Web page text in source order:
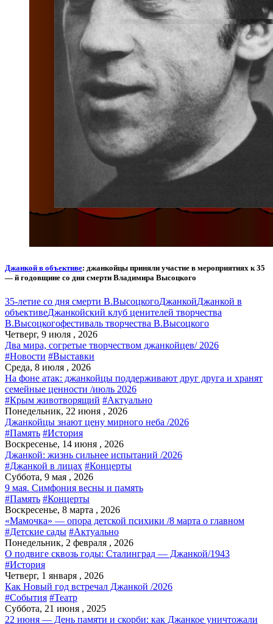
Джанкой в объективе: джанкойцы приняли участие в мероприятиях к 35
— й годовщине со дня смерти Владимира Высоцкого
35-летие со дня смерти В.ВысоцкогоДжанкойДжанкой в
объективеДжанкойский клуб ценителей творчества
В.Высоцкогофестиваль творчества В.Высоцкого
Четверг, 9 июля , 2026
Два мира, согретые творчеством джанкойцев/ 2026
#Новости #Выставки
Среда, 8 июля , 2026
На фоне атак: джанкойцы поддерживают друг друга и хранят
семейные ценности /июль 2026
#Крым животворящий #Актуально
Понедельник, 22 июня , 2026
Джанкойцы знают цену мирного неба /2026
#Память #История
Воскресенье, 14 июня , 2026
Джанкой: жизнь сильнее испытаний /2026
#Джанкой в лицах #Концерты
Суббота, 9 мая , 2026
9 мая. Симфония весны и память
#Память #Концерты
Воскресенье, 8 марта , 2026
«Мамочка» — опора детской психики /8 марта о главном
#Детские сады #Актуально
Понедельник, 2 февраля , 2026
О подвиге сквозь годы: Сталинград — Джанкой/1943
#История
Четверг, 1 января , 2026
Как Новый год встречал Джанкой /2026
#События #Театр
Суббота, 21 июня , 2025
22 июня — День памяти и скорби: как Джанкое уничтожали